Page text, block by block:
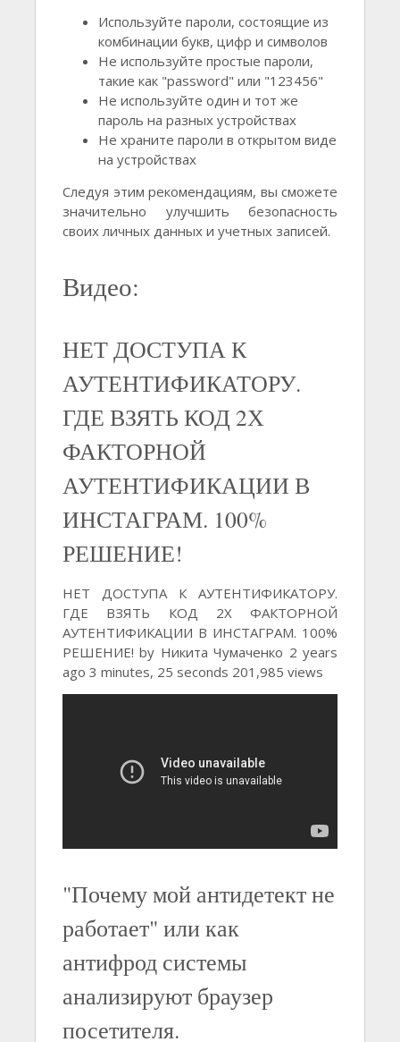
Используйте пароли, состоящие из
комбинации букв, цифр и символов
Не используйте простые пароли,
такие как "password" или "123456"
Не используйте один и тот же
пароль на разных устройствах
Не храните пароли в открытом виде
на устройствах
Следуя этим рекомендациям, вы сможете
значительно улучшить безопасность
своих личных данных и учетных записей.
Видео:
НЕТ ДОСТУПА К
АУТЕНТИФИКАТОРУ.
ГДЕ ВЗЯТЬ КОД 2Х
ФАКТОРНОЙ
АУТЕНТИФИКАЦИИ В
ИНСТАГРАМ. 100%
РЕШЕНИЕ!
НЕТ ДОСТУПА К АУТЕНТИФИКАТОРУ.
ГДЕ ВЗЯТЬ КОД 2Х ФАКТОРНОЙ
АУТЕНТИФИКАЦИИ В ИНСТАГРАМ. 100%
РЕШЕНИЕ! by Никита Чумаченко 2 years
ago 3 minutes, 25 seconds 201,985 views
"Почему мой антидетект не
работает" или как
антифрод системы
анализируют браузер
посетителя.